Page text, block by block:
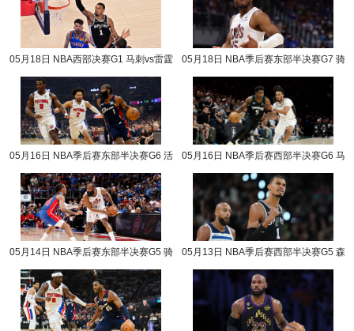
05月18日 NBA西部决赛G1 马刺vs雷霆
05月18日 NBA季后赛东部半决赛G7 骑
05月16日 NBA季后赛东部半决赛G6 活
05月16日 NBA季后赛西部半决赛G6 马
05月14日 NBA季后赛东部半决赛G5 骑
05月13日 NBA季后赛西部半决赛G5 森